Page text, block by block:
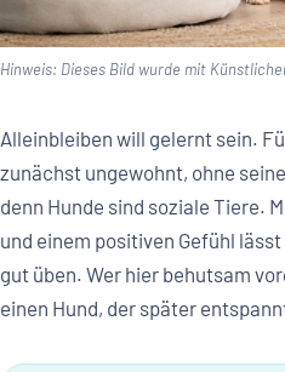
Hinweis: Dieses Bild wurde mit
Alleinbleiben will gelernt sein.
zunächst ungewohnt, ohne
denn Hunde sind soziale Tiere.
und einem positiven Gefühl
gut üben. Wer hier behutsam
einen Hund, der später